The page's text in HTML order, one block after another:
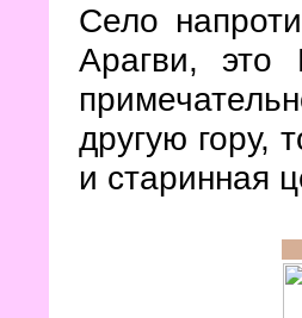
Село
Арагви,
другую гору,
и старинная